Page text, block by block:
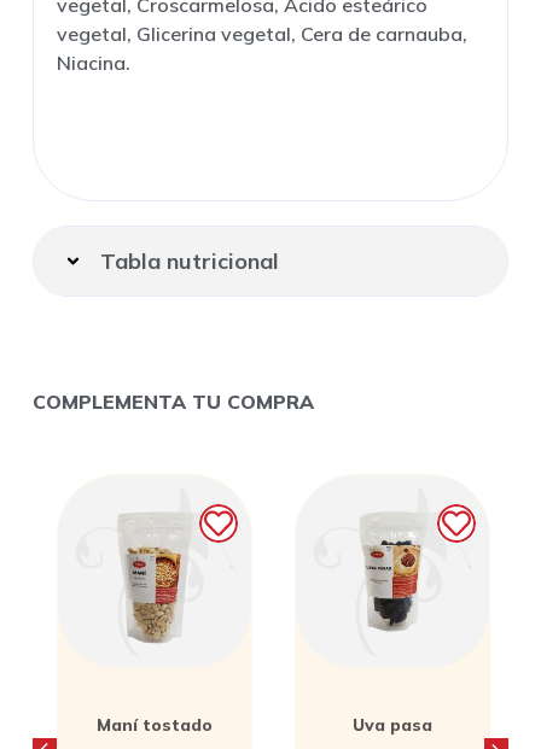
vegetal, Croscarmelosa, Ácido esteárico
vegetal, Glicerina vegetal, Cera de carnauba,
Niacina.
Tabla nutricional
COMPLEMENTA TU COMPRA
Uva pasa Papa natural